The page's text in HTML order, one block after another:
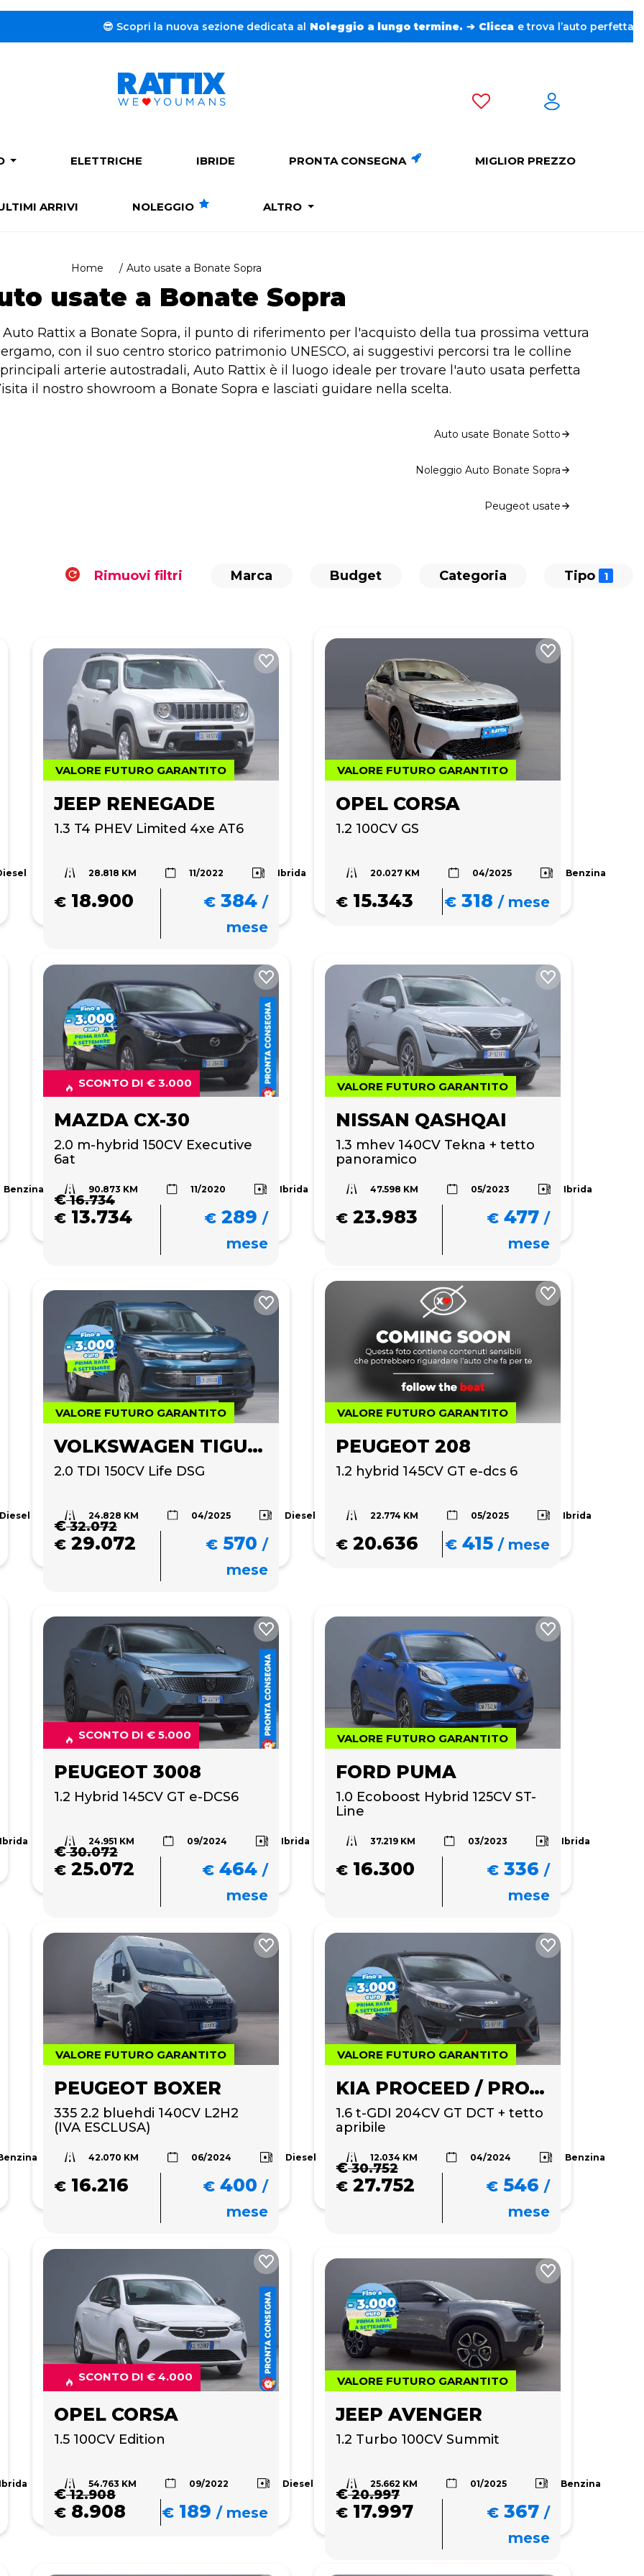
sezione dedicata al Noleggio a lungo termine. ➔ Clicca e trova l’auto perfetta senza pensieri. ❤️
ELETTRICHE IBRIDE PRONTA CONSEGNA MIGLIOR PREZZO
ARRIVI NOLEGGIO ALTRO
Home Auto usate a Bonate Sopra
usate a Bonate Sopra
Rattix a Bonate Sopra, il punto di riferimento per l'acquisto della tua prossima vettura
con il suo centro storico patrimonio UNESCO, ai suggestivi percorsi tra le colline
arterie autostradali, Auto Rattix è il luogo ideale per trovare l'auto usata perfetta
il nostro showroom a Bonate Sopra e lasciati guidare nella scelta.
Auto usate Bonate Sotto
Noleggio Auto Bonate Sopra
Peugeot usate
Rimuovi filtri Marca Budget Categoria Tipo
VALORE FUTURO GARANTITO
JEEP RENEGADE
1.3 T4 PHEV Limited 4xe AT6
28.818 KM 11/2022 Ibrida
€ 18.900 € 384 /
mese
VALORE FUTURO GARANTITO
OPEL CORSA
1.2 100CV GS
20.027 KM 04/2025 Benzina
€ 15.343 € 318 / mese
Benzina
SCONTO DI € 3.000
MAZDA CX-30
2.0 m-hybrid 150CV Executive
6at
90.873 KM 11/2020 Ibrida
€16.734
€ 13.734 € 289 /
mese
VALORE FUTURO GARANTITO
NISSAN QASHQAI
1.3 mhev 140CV Tekna + tetto
panoramico
47.598 KM 05/2023 Ibrida
€ 23.983 € 477 /
mese
Diesel
VALORE FUTURO GARANTITO
VOLKSWAGEN TIGUAN
2.0 TDI 150CV Life DSG
24.828 KM 04/2025 Diesel
€32.072
€ 29.072 € 570 /
mese
VALORE FUTURO GARANTITO
PEUGEOT 208
1.2 hybrid 145CV GT e-dcs 6
22.774 KM 05/2025 Ibrida
€ 20.636 € 415 /mese
Ibrida
SCONTO DI € 5.000
PEUGEOT 3008
1.2 Hybrid 145CV GT e-DCS6
24.951 KM 09/2024 Ibrida
€30.072
€ 25.072 € 464 /
mese
VALORE FUTURO GARANTITO
FORD PUMA
1.0 Ecoboost Hybrid 125CV ST-
Line
37.219 KM 03/2023 Ibrida
€ 16.300 € 336 /
mese
VALORE FUTURO GARANTITO
PEUGEOT BOXER
335 2.2 bluehdi 140CV L2H2
(IVA ESCLUSA)
42.070 KM 06/2024 Diesel
€ 16.216 € 400 /
mese
VALORE FUTURO GARANTITO
KIA PROCEED / PRO_CEE'D
1.6 t-GDI 204CV GT DCT + tetto
apribile
12.034 KM 04/2024 Benzina
€30.752
€ 27.752 € 546 /
mese
SCONTO DI € 4.000
OPEL CORSA
1.5 100CV Edition
54.763 KM 09/2022 Diesel
€12.908
€ 8.908 € 189 /mese
VALORE FUTURO GARANTITO
JEEP AVENGER
1.2 Turbo 100CV Summit
25.662 KM 01/2025 Benzina
€20.997
€ 17.997 € 367 /
mese